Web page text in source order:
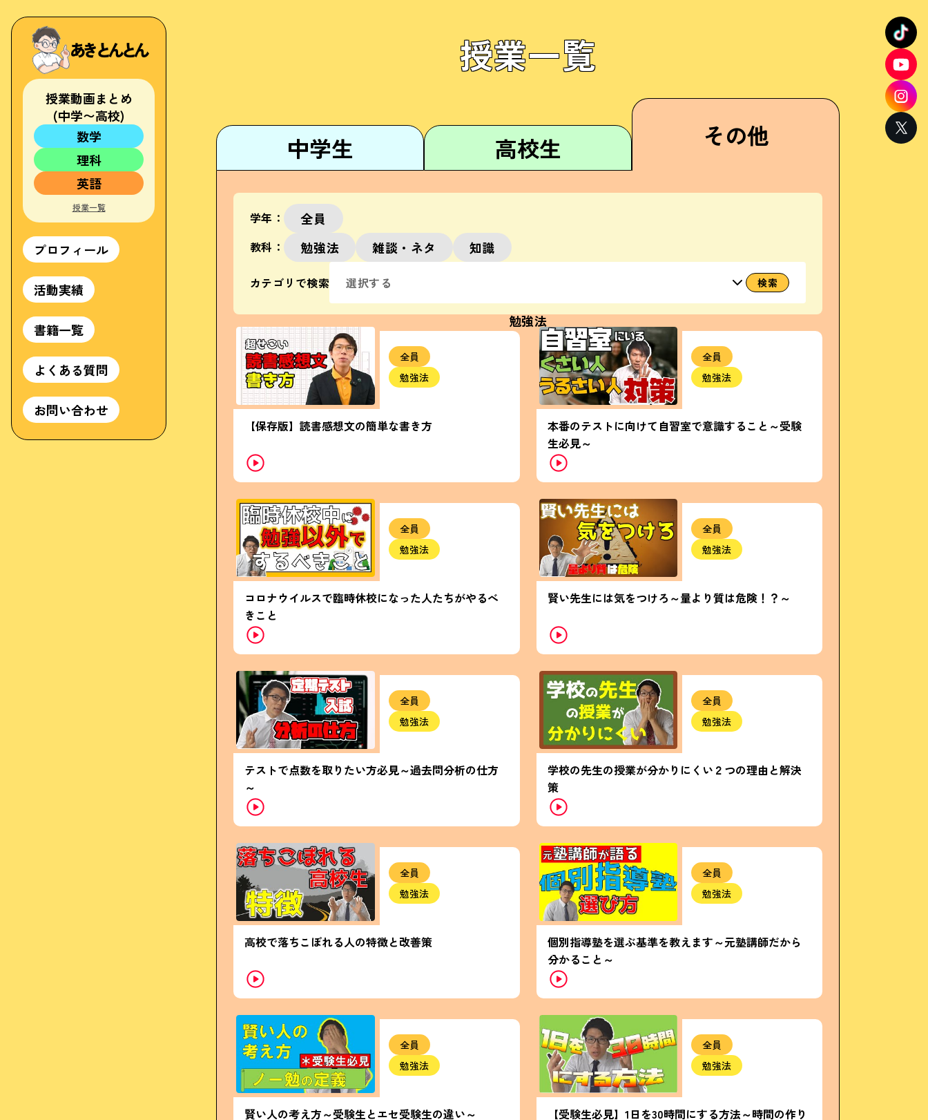
あきとんとん
授業動画まとめ
(中学〜高校)
数学
中1
中2
中3
高校
理科
中1
中2
中3
高校
英語
中1
中2
中3
高校
授業一覧
プロフィール
活動実績
書籍一覧
よくある質問
お問い合わせ
授業一覧
中学生 高校生 その他
学年： 全員
教科： 勉強法 雑談・ネタ 知識
カテゴリで検索 選択する 検索
勉強法
全員
勉強法
【保存版】読書感想文の簡単な書き方
全員
勉強法
本番のテストに向けて自習室で意識すること～受験
生必見～
全員
勉強法
コロナウイルスで臨時休校になった人たちがやるべ
きこと
全員
勉強法
賢い先生には気をつけろ～量より質は危険！？～
全員
勉強法
テストで点数を取りたい方必見～過去問分析の仕方
～
全員
勉強法
学校の先生の授業が分かりにくい２つの理由と解決
策
全員
勉強法
高校で落ちこぼれる人の特徴と改善策
全員
勉強法
個別指導塾を選ぶ基準を教えます～元塾講師だから
分かること～
全員
勉強法
賢い人の考え方～受験生とエセ受験生の違い～
全員
勉強法
【受験生必見】1日を30時間にする方法～時間の作り